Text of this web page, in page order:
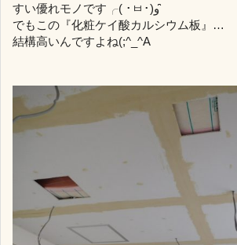
すい優れモノです╭( ･ㅂ･)و ̑̑
でもこの『化粧ケイ酸カルシウム板』…
結構高いんですよね(;^_^A